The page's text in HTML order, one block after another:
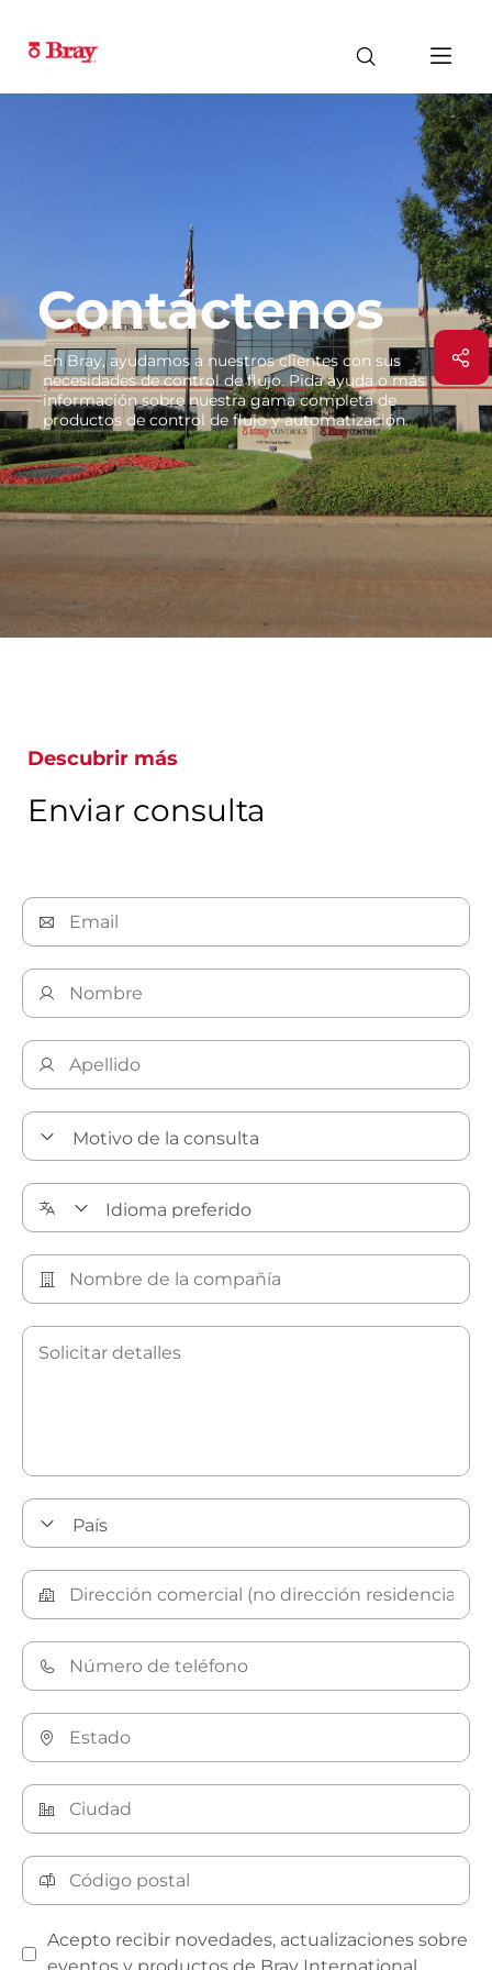
Contáctenos
En Bray, ayudamos a nuestros clientes con sus
necesidades de control de flujo. Pida ayuda o más
información sobre nuestra gama completa de
productos de control de flujo y automatización.
Descubrir más
Enviar consulta
Acepto recibir novedades, actualizaciones sobre